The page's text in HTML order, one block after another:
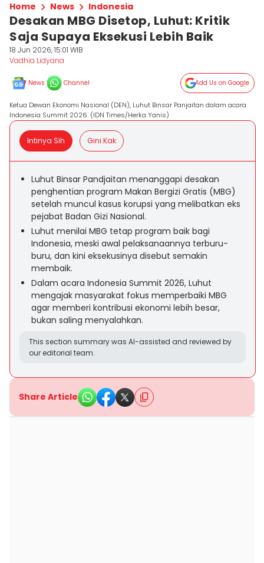
Home News Indonesia
Desakan MBG Disetop, Luhut: Kritik
Saja Supaya Eksekusi Lebih Baik
18 Jun 2026, 15:01 WIB
Vadhia Lidyana
News Channel Add Us on Google
Ketua Dewan Ekonomi Nasional (DEN), Luhut Binsar Panjaitan dalam acara
Indonesia Summit 2026. (IDN Times/Herka Yanis)
Intinya Sih Gini Kak
Luhut Binsar Pandjaitan menanggapi desakan
penghentian program Makan Bergizi Gratis (MBG)
setelah muncul kasus korupsi yang melibatkan eks
pejabat Badan Gizi Nasional.
Luhut menilai MBG tetap program baik bagi
Indonesia, meski awal pelaksanaannya terburu-
buru, dan kini eksekusinya disebut semakin
membaik.
Dalam acara Indonesia Summit 2026, Luhut
mengajak masyarakat fokus memperbaiki MBG
agar memberi kontribusi ekonomi lebih besar,
bukan saling menyalahkan.
This section summary was AI-assisted and reviewed by
our editorial team.
Share Article